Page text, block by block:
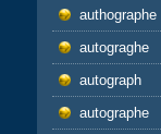
authographe
autograghe
autograph
autographe